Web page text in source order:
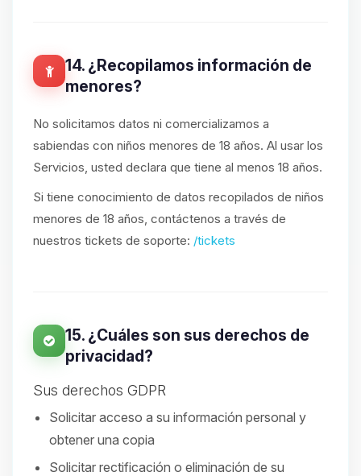
14. ¿Recopilamos información de
menores?
No solicitamos datos ni comercializamos a
sabiendas con niños menores de 18 años. Al usar los
Servicios, usted declara que tiene al menos 18 años.
Si tiene conocimiento de datos recopilados de niños
menores de 18 años, contáctenos a través de
nuestros tickets de soporte: /tickets
15. ¿Cuáles son sus derechos de
privacidad?
Sus derechos GDPR
Solicitar acceso a su información personal y
obtener una copia
Solicitar rectificación o eliminación de su